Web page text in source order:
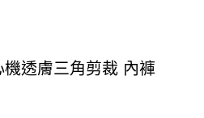
透膚三角剪裁 內褲